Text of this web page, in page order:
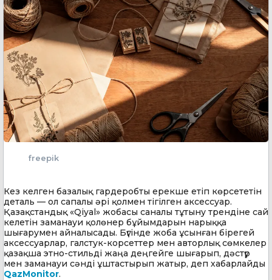
freepik
Кез келген базалық гардеробты ерекше етіп көрсететін
деталь — ол сапалы әрі қолмен тігілген аксессуар.
Қазақстандық «Qiyal» жобасы саналы тұтыну трендіне сай
келетін заманауи қолөнер бұйымдарын нарыққа
шығарумен айналысады. Бүгінде жоба ұсынған бірегей
аксессуарлар, галстук-корсеттер мен авторлық сөмкелер
қазақша этно-стильді жаңа деңгейге шығарып, дәстүр
мен заманауи сәнді ұштастырып жатыр, деп хабарлайды
QazMonitor.